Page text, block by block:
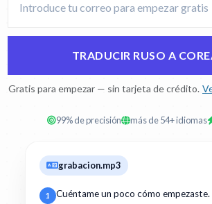
TRADUCIR RUSO A
Gratis para empezar — sin tarjeta de crédito.
99% de precisión más de 54+ idiomas
grabacion.mp3
1 Cuéntame un poco cómo empezaste.